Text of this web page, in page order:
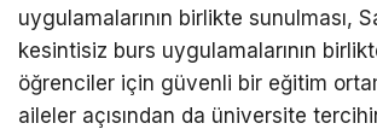
uygulamalarının birlikte sunulması,
kesintisiz burs uygulamalarının
öğrenciler için güvenli bir eğitim
aileler açısından da üniversite